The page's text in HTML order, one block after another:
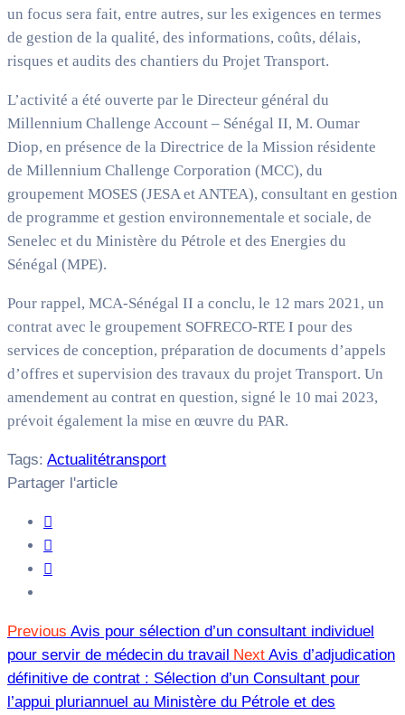
un focus sera fait, entre autres, sur les exigences en termes
de gestion de la qualité, des informations, coûts, délais,
risques et audits des chantiers du Projet Transport.
L’activité a été ouverte par le Directeur général du
Millennium Challenge Account – Sénégal II, M. Oumar
Diop, en présence de la Directrice de la Mission résidente
de Millennium Challenge Corporation (MCC), du
groupement MOSES (JESA et ANTEA), consultant en gestion
de programme et gestion environnementale et sociale, de
Senelec et du Ministère du Pétrole et des Energies du
Sénégal (MPE).
Pour rappel, MCA-Sénégal II a conclu, le 12 mars 2021, un
contrat avec le groupement SOFRECO-RTE I pour des
services de conception, préparation de documents d’appels
d’offres et supervision des travaux du projet Transport. Un
amendement au contrat en question, signé le 10 mai 2023,
prévoit également la mise en œuvre du PAR.
Tags: Actualitétransport
Partager l'article
Previous Avis pour sélection d’un consultant individuel
pour servir de médecin du travail Next Avis d’adjudication
définitive de contrat : Sélection d’un Consultant pour
l’appui pluriannuel au Ministère du Pétrole et des